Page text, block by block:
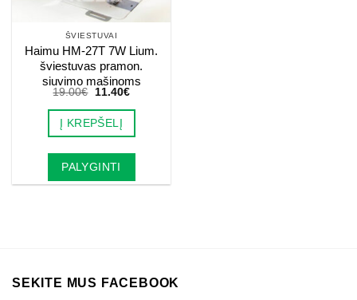
ŠVIESTUVAI
Haimu HM-27T 7W Lium.
šviestuvas pramon.
siuvimo mašinoms
19.00€
Original
was:
19.00€.
11.40€Current
is:
Į KREPŠELĮ
PALYGINTI
SEKITE MUS FACEBOOK